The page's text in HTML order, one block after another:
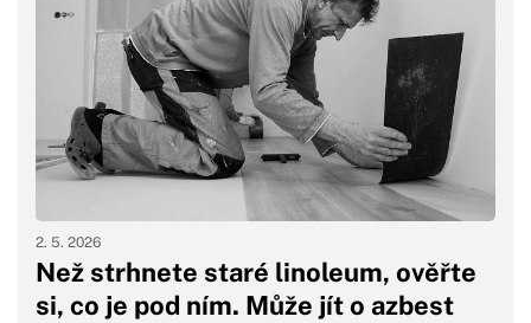
Než strhnete staré linoleum, ověřte
si, co je pod ním. Může jít o azbest
2. 5. 2026